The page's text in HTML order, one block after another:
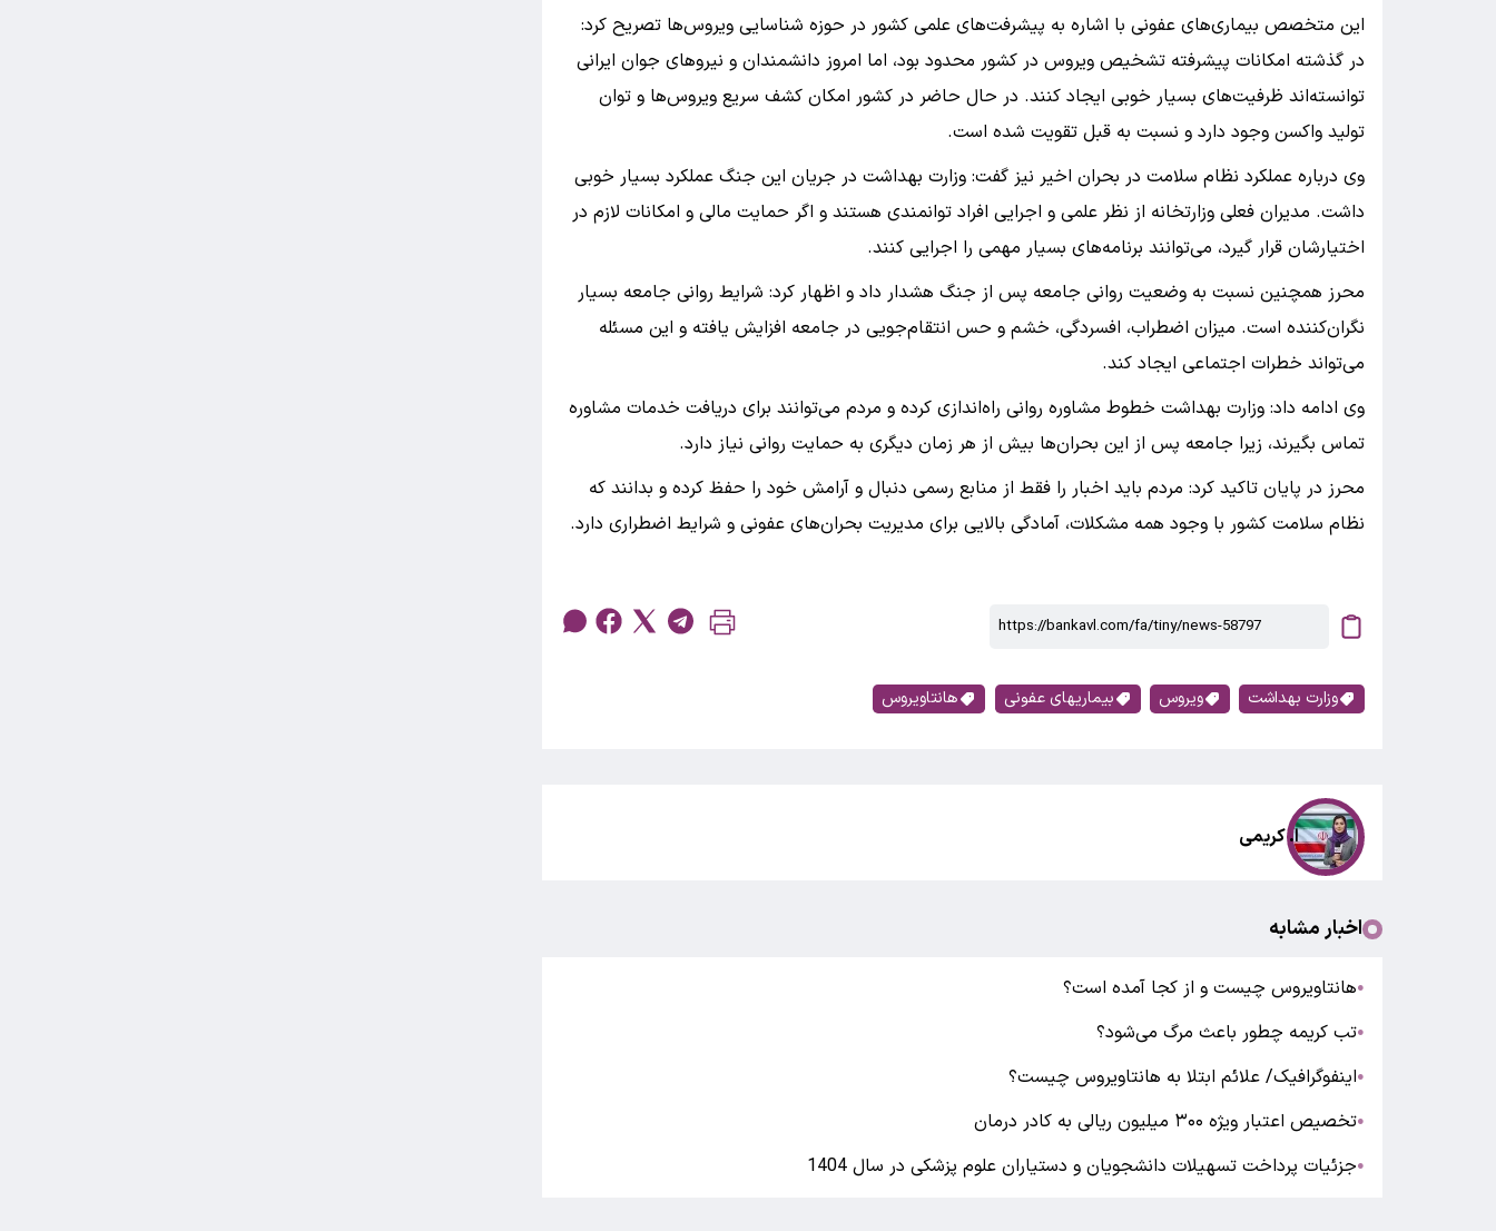
این متخصص بیماری‌های عفونی با اشاره به پیشرفت‌های علمی کشور در حوزه شناسایی ویروس‌ها تصریح کرد:
در گذشته امکانات پیشرفته تشخیص ویروس در کشور محدود بود، اما امروز دانشمندان و نیرو‌های جوان ایرانی
توانسته‌اند ظرفیت‌های بسیار خوبی ایجاد کنند. در حال حاضر در کشور امکان کشف سریع ویروس‌ها و توان
تولید واکسن وجود دارد و نسبت به قبل تقویت شده است.
وی درباره عملکرد نظام سلامت در بحران اخیر نیز گفت: وزارت بهداشت در جریان این جنگ عملکرد بسیار خوبی
داشت. مدیران فعلی وزارتخانه از نظر علمی و اجرایی افراد توانمندی هستند و اگر حمایت مالی و امکانات لازم در
اختیارشان قرار گیرد، می‌توانند برنامه‌های بسیار مهمی را اجرایی کنند.
محرز همچنین نسبت به وضعیت روانی جامعه پس از جنگ هشدار داد و اظهار کرد: شرایط روانی جامعه بسیار
نگران‌کننده است. میزان اضطراب، افسردگی، خشم و حس انتقام‌جویی در جامعه افزایش یافته و این مسئله
می‌تواند خطرات اجتماعی ایجاد کند.
وی ادامه داد: وزارت بهداشت خطوط مشاوره روانی راه‌اندازی کرده و مردم می‌توانند برای دریافت خدمات مشاوره
تماس بگیرند، زیرا جامعه پس از این بحران‌ها بیش از هر زمان دیگری به حمایت روانی نیاز دارد.
محرز در پایان تاکید کرد: مردم باید اخبار را فقط از منابع رسمی دنبال و آرامش خود را حفظ کرده و بدانند که
نظام سلامت کشور با وجود همه مشکلات، آمادگی بالایی برای مدیریت بحران‌های عفونی و شرایط اضطراری دارد.
وزارت بهداشت ویروس بیماریهای عفونی هانتاویروس
ا. کریمی
اخبار مشابه
●هانتاویروس چیست و از کجا آمده است؟
●تب کریمه چطور باعث مرگ می‌شود؟
●اینفوگرافیک/ علائم ابتلا به هانتاویروس چیست؟
●تخصیص اعتبار ویژه ۳۰۰ میلیون ریالی به کادر درمان
●جزئیات پرداخت تسهیلات دانشجویان و دستیاران علوم پزشکی در سال 1404